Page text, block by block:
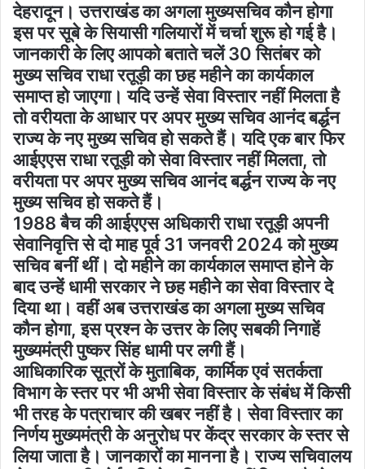
देहरादून। उत्तराखंड का अगला मुख्यसचिव कौन होगा
इस पर सूबे के सियासी गलियारों में चर्चा शुरू हो गई है।
जानकारी के लिए आपको बताते चलें 30 सितंबर को
मुख्य सचिव राधा रतूड़ी का छह महीने का कार्यकाल
समाप्त हो जाएगा। यदि उन्हें सेवा विस्तार नहीं मिलता है
तो वरीयता के आधार पर अपर मुख्य सचिव आनंद बर्द्धन
राज्य के नए मुख्य सचिव हो सकते हैं। यदि एक बार फिर
आईएएस राधा रतूड़ी को सेवा विस्तार नहीं मिलता, तो
वरीयता पर अपर मुख्य सचिव आनंद बर्द्धन राज्य के नए
मुख्य सचिव हो सकते हैं।
1988 बैच की आईएएस अधिकारी राधा रतूड़ी अपनी
सेवानिवृत्ति से दो माह पूर्व 31 जनवरी 2024 को मुख्य
सचिव बनीं थीं। दो महीने का कार्यकाल समाप्त होने के
बाद उन्हें धामी सरकार ने छह महीने का सेवा विस्तार दे
दिया था। वहीं अब उत्तराखंड का अगला मुख्य सचिव
कौन होगा, इस प्रश्न के उत्तर के लिए सबकी निगाहें
मुख्यमंत्री पुष्कर सिंह धामी पर लगी हैं।
आधिकारिक सूत्रों के मुताबिक, कार्मिक एवं सतर्कता
विभाग के स्तर पर भी अभी सेवा विस्तार के संबंध में किसी
भी तरह के पत्राचार की खबर नहीं है। सेवा विस्तार का
निर्णय मुख्यमंत्री के अनुरोध पर केंद्र सरकार के स्तर से
लिया जाता है। जानकारों का मानना है। राज्य सचिवालय